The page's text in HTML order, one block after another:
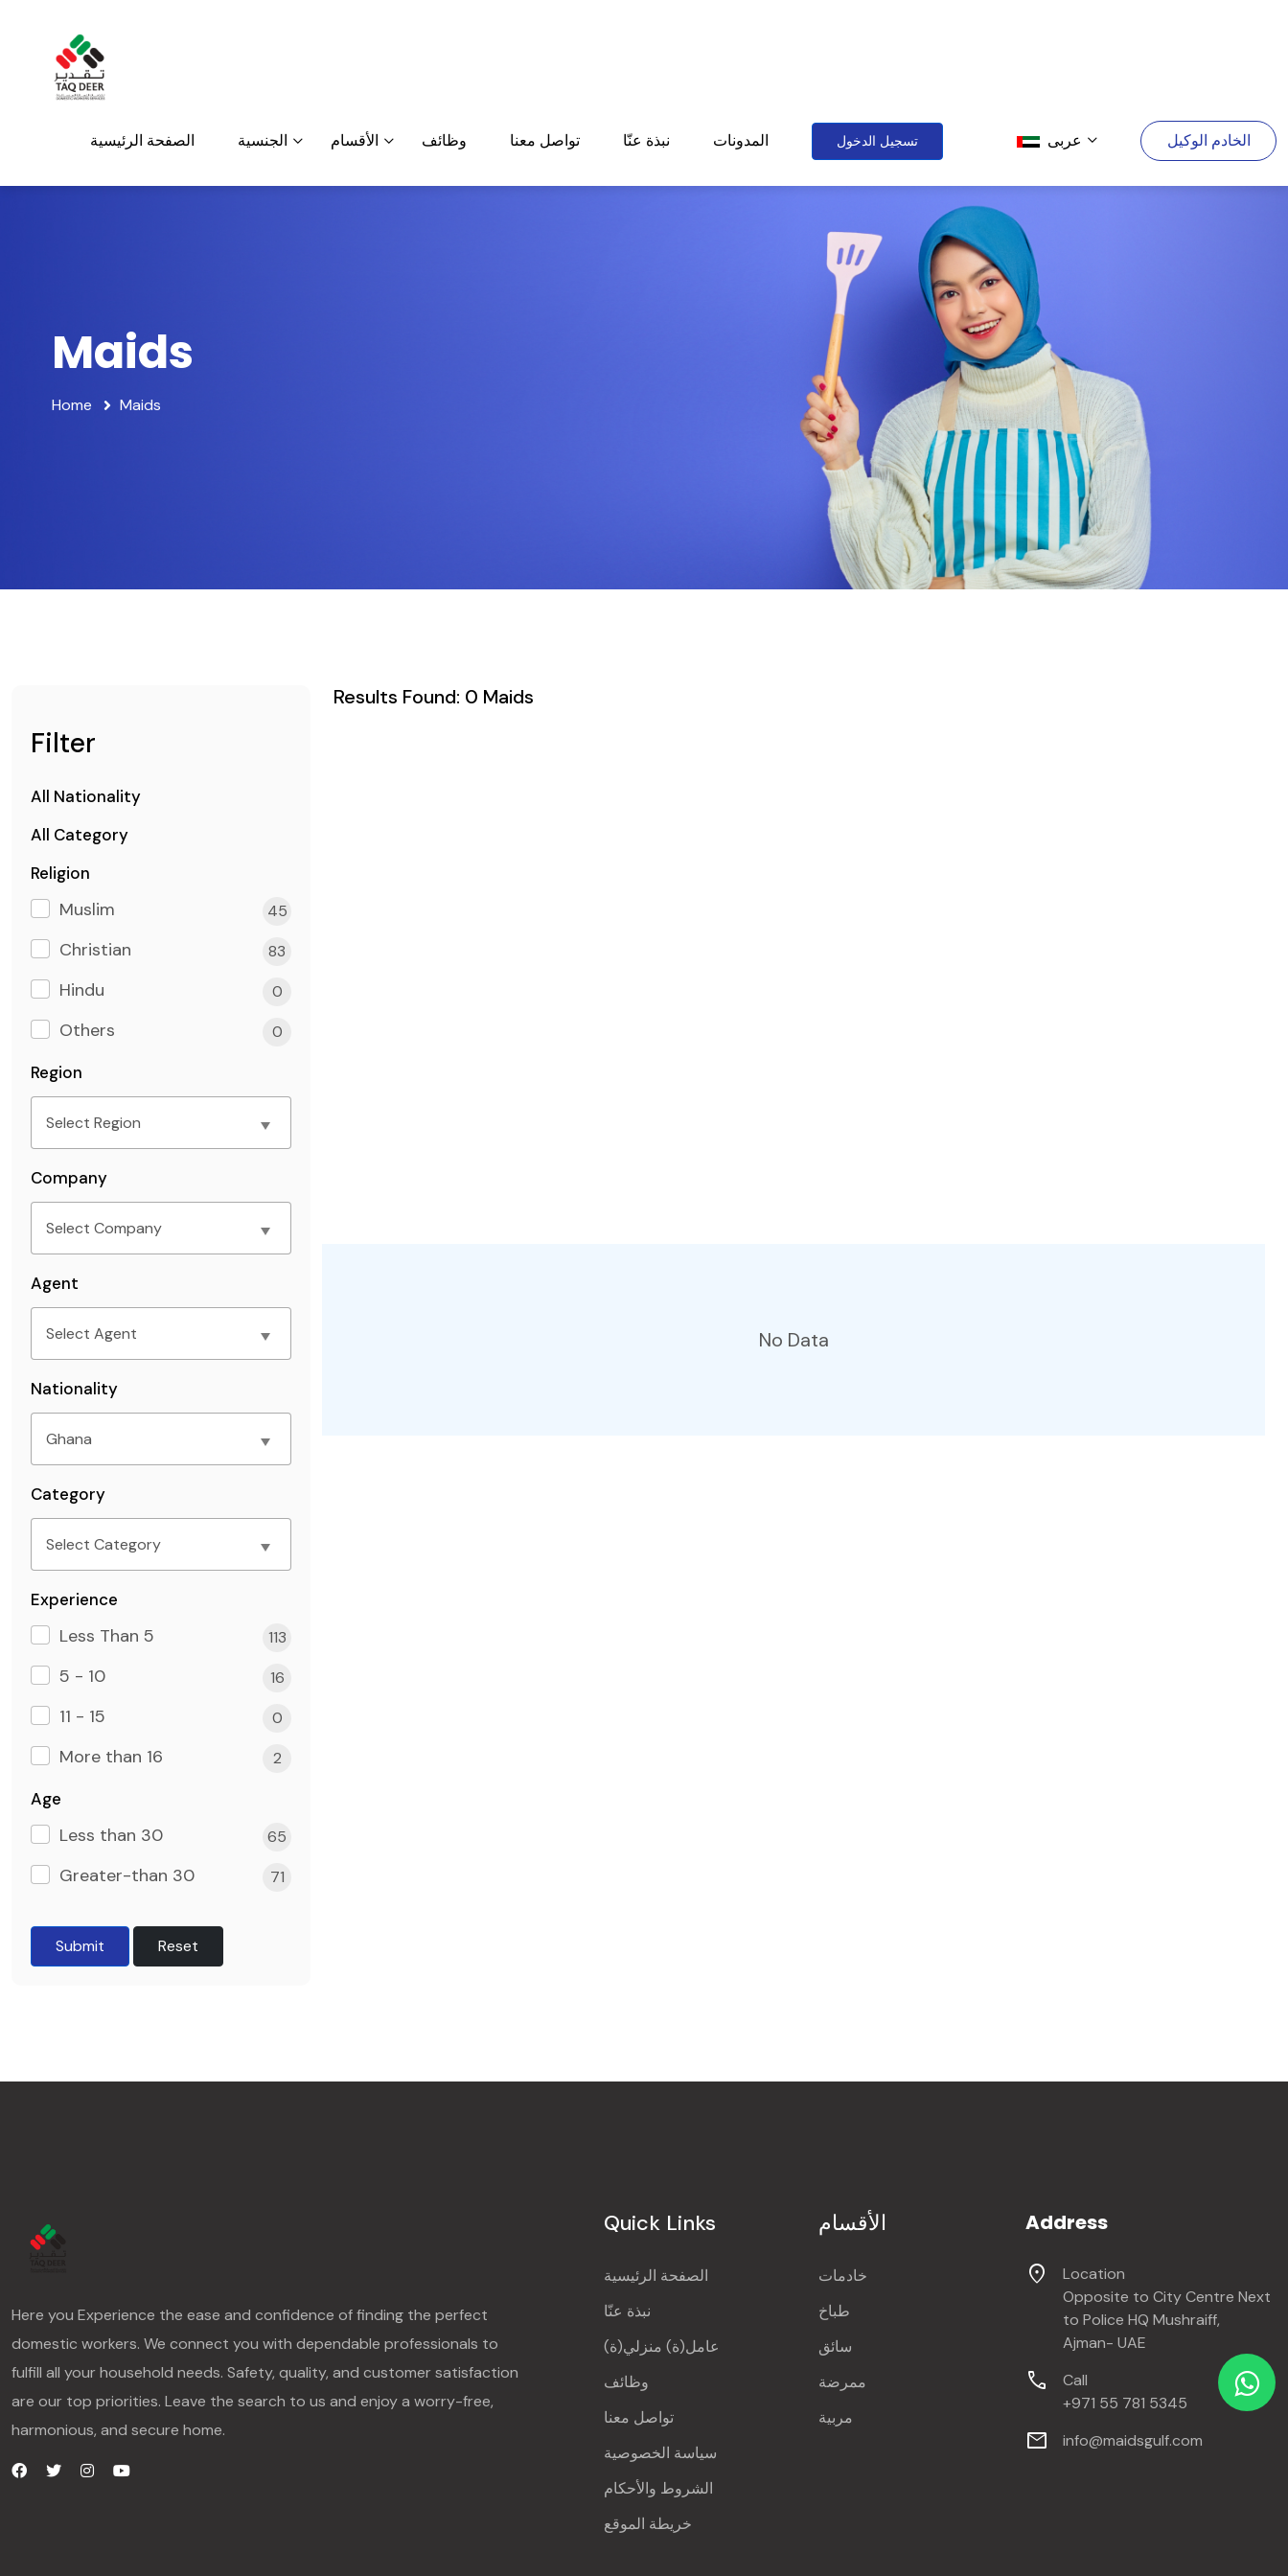
الصفحة الرئيسية الجنسية الأقسام وظائف تواصل معنا نبذة عنّا المدونات تسجيل الدخول الخادم الوكيل
Maids
Home Maids
Filter
All Nationality
All Category
Religion
Muslim 45
Christian 83
Hindu 0
Others 0
Region
Company
Agent
Nationality
Category
Experience
Less Than 5 113
5 - 10 16
11 - 15 0
More than 16 2
Age
Less than 30 65
Greater-than 30 71
Submit Reset
Results Found: 0 Maids
No Data
Here you Experience the ease and confidence of finding the perfect
domestic workers. We connect you with dependable professionals to
fulfill all your household needs. Safety, quality, and customer satisfaction
are our top priorities. Leave the search to us and enjoy a worry-free,
harmonious, and secure home.
Quick Links
الصفحة الرئيسية
نبذة عنّا
عامل(ة) منزلي(ة)
وظائف
تواصل معنا
سياسة الخصوصية
الشروط والأحكام
خريطة الموقع
الأقسام
خادمات
طباخ
سائق
ممرضة
مربية
Address
location_on
Location
Opposite to City Centre Next
to Police HQ Mushraiff,
Ajman- UAE
call
Call
+971 55 781 5345
mail info@maidsgulf.com